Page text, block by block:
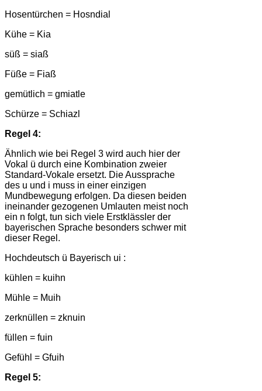
Hosentürchen = Hosndial
Kühe = Kia
süß = siaß
Füße = Fiaß
gemütlich = gmiatle
Schürze = Schiazl
Regel 4:
Ähnlich wie bei Regel 3 wird auch hier der
Vokal ü durch eine Kombination zweier
Standard-Vokale ersetzt. Die Aussprache
des u und i muss in einer einzigen
Mundbewegung erfolgen. Da diesen beiden
ineinander gezogenen Umlauten meist noch
ein n folgt, tun sich viele Erstklässler der
bayerischen Sprache besonders schwer mit
dieser Regel.
Hochdeutsch ü Bayerisch ui :
kühlen = kuihn
Mühle = Muih
zerknüllen = zknuin
füllen = fuin
Gefühl = Gfuih
Regel 5: